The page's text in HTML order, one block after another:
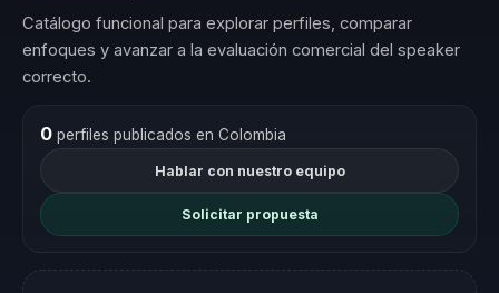
Catálogo funcional para explorar perfiles, comparar
enfoques y avanzar a la evaluación comercial del speaker
correcto.
0perfiles publicados en Colombia
Hablar con nuestro equipo
Solicitar propuesta